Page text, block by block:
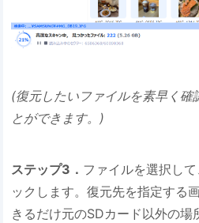
(復元したいファイルを素早く確
とができます。)
ステップ3． ファイルを選択し
ックします。復元先を指定する
きるだけ元のSDカード以外の場